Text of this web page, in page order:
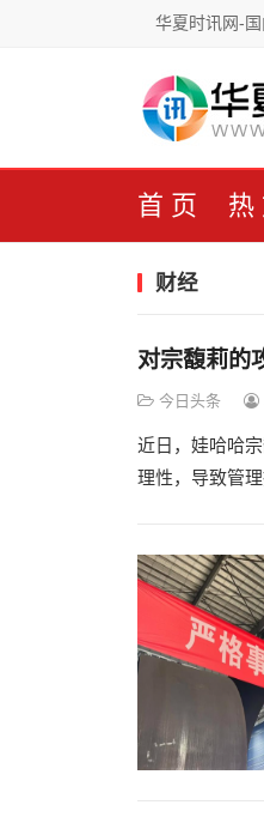
华夏时讯网-
首页 热
财经
对宗馥莉的
今日头条
近日，娃哈哈
理性，导致管